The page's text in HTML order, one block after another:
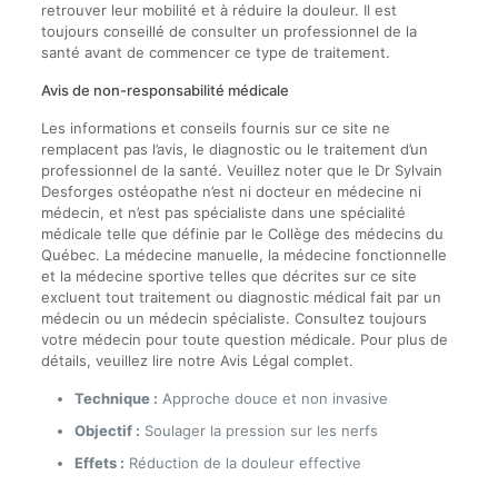
retrouver leur mobilité et à réduire la douleur. Il est
toujours conseillé de consulter un professionnel de la
santé avant de commencer ce type de traitement.
Avis de non-responsabilité médicale
Les informations et conseils fournis sur ce site ne
remplacent pas l’avis, le diagnostic ou le traitement d’un
professionnel de la santé. Veuillez noter que le Dr Sylvain
Desforges ostéopathe n’est ni docteur en médecine ni
médecin, et n’est pas spécialiste dans une spécialité
médicale telle que définie par le Collège des médecins du
Québec. La médecine manuelle, la médecine fonctionnelle
et la médecine sportive telles que décrites sur ce site
excluent tout traitement ou diagnostic médical fait par un
médecin ou un médecin spécialiste. Consultez toujours
votre médecin pour toute question médicale. Pour plus de
détails, veuillez lire notre Avis Légal complet.
Technique : Approche douce et non invasive
Objectif : Soulager la pression sur les nerfs
Effets : Réduction de la douleur effective